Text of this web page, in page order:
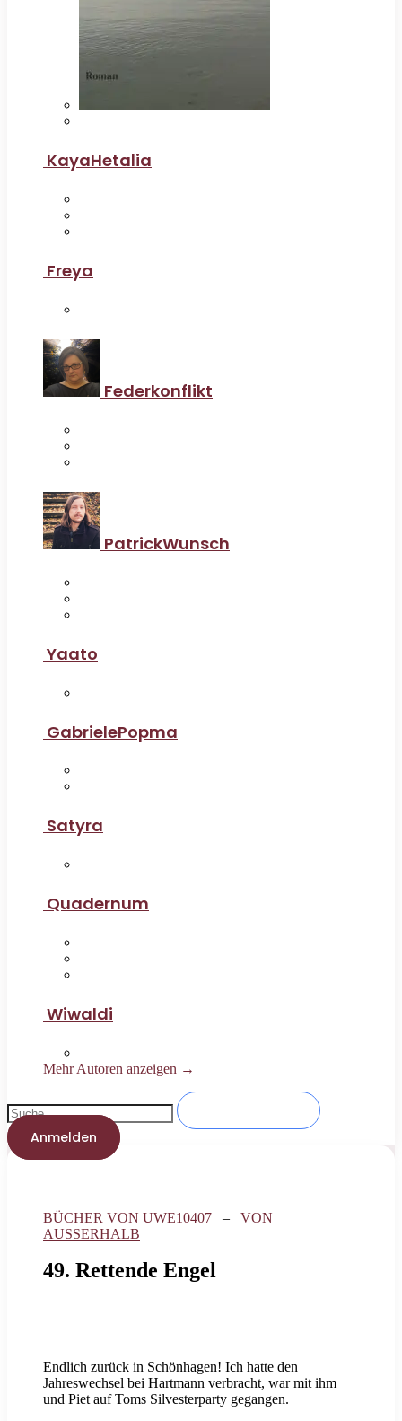
KayaHetalia
Freya
Federkonflikt
PatrickWunsch
Yaato
GabrielePopma
Satyra
Quadernum
Wiwaldi
Mehr Autoren anzeigen →
Anmelden
BÜCHER VON UWE10407 – VON
AUSSERHALB
49. Rettende Engel
Endlich zurück in Schönhagen! Ich hatte den
Jahreswechsel bei Hartmann verbracht, war mit ihm
und Piet auf Toms Silvesterparty gegangen.